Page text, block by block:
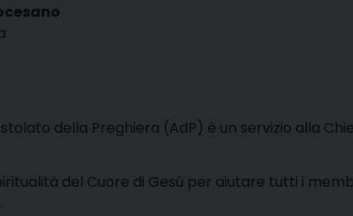
della Preghiera (AdP) è un servizio alla
del Cuore di Gesù per aiutare tutti i